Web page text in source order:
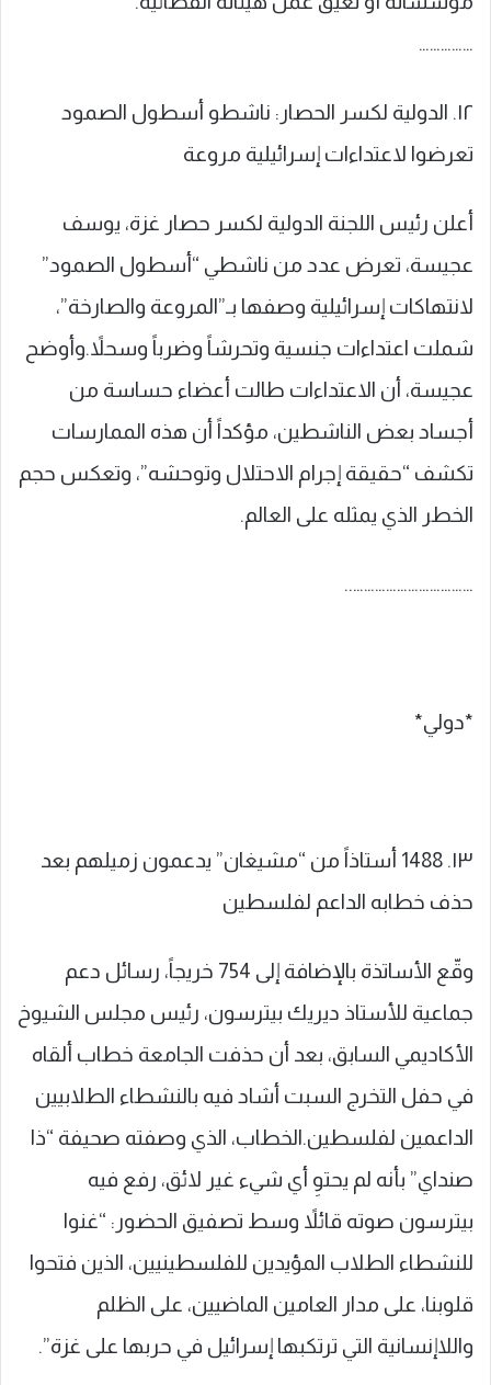
……………
١٢. الدولية لكسر الحصار: ناشطو أسطول الصمود
تعرضوا لاعتداءات إسرائيلية مروعة
أعلن رئيس اللجنة الدولية لكسر حصار غزة، يوسف
عجيسة، تعرض عدد من ناشطي “أسطول الصمود”
لانتهاكات إسرائيلية وصفها بـ”المروعة والصارخة”،
شملت اعتداءات جنسية وتحرشاً وضرباً وسحلاً.وأوضح
عجيسة، أن الاعتداءات طالت أعضاء حساسة من
أجساد بعض الناشطين، مؤكداً أن هذه الممارسات
تكشف “حقيقة إجرام الاحتلال وتوحشه”، وتعكس حجم
الخطر الذي يمثله على العالم.
……………………………..
*دولي*
١٣. 1488 أستاذاً من “مشيغان” يدعمون زميلهم بعد
حذف خطابه الداعم لفلسطين
وقّع الأساتذة بالإضافة إلى 754 خريجاً، رسائل دعم
جماعية للأستاذ ديريك بيترسون، رئيس مجلس الشيوخ
الأكاديمي السابق، بعد أن حذفت الجامعة خطاب ألقاه
في حفل التخرج السبت أشاد فيه بالنشطاء الطلابيين
الداعمين لفلسطين.الخطاب، الذي وصفته صحيفة “ذا
صنداي” بأنه لم يحتوِ أي شيء غير لائق، رفع فيه
بيترسون صوته قائلاً وسط تصفيق الحضور: “غنوا
للنشطاء الطلاب المؤيدين للفلسطينيين، الذين فتحوا
قلوبنا، على مدار العامين الماضيين، على الظلم
واللاإنسانية التي ترتكبها إسرائيل في حربها على غزة”.